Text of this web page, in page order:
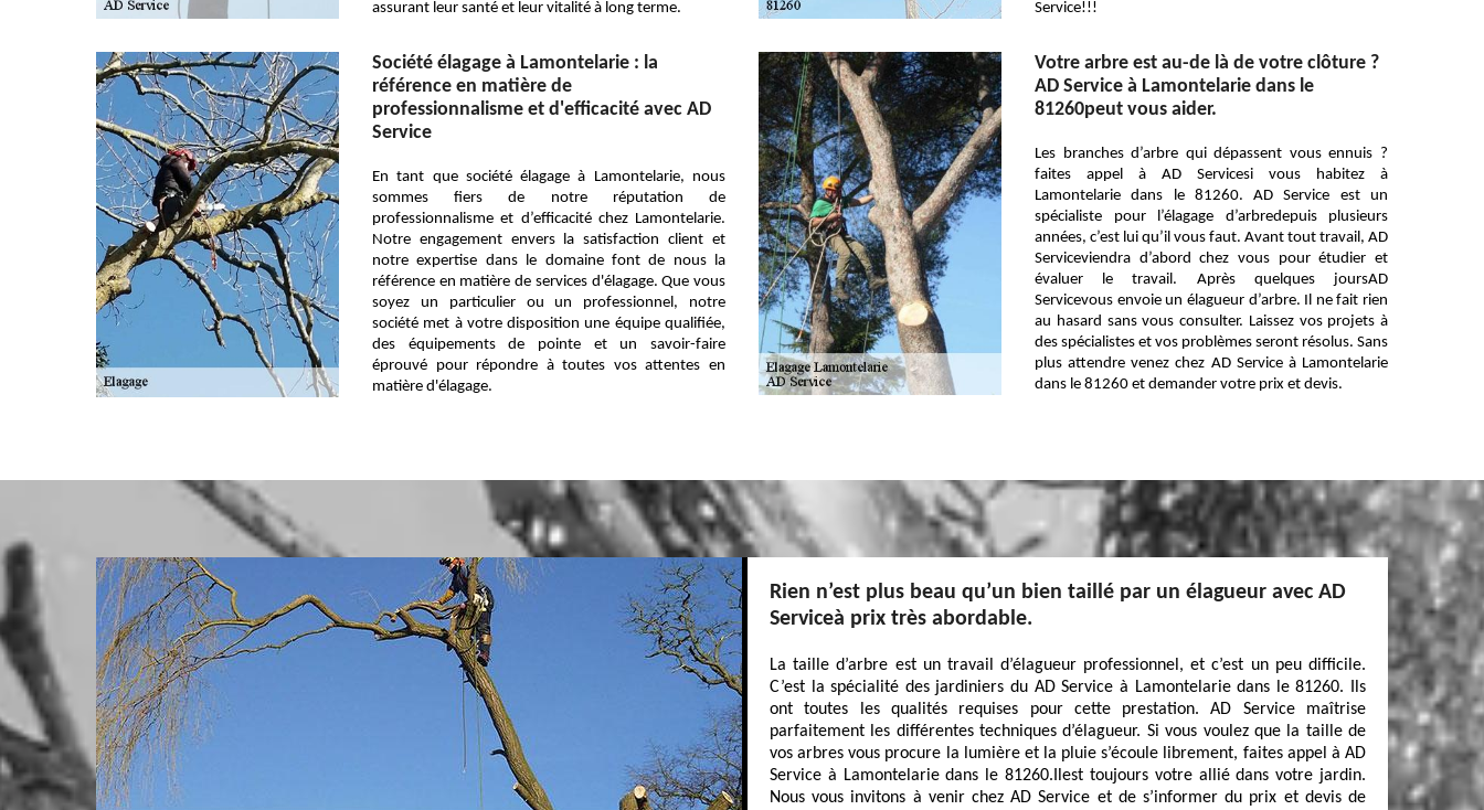
assurant leur santé et leur vitalité à long terme.
Service!!!
Société élagage à Lamontelarie : la
référence en matière de
professionnalisme et d'efficacité avec AD
Service
En tant que société élagage à Lamontelarie, nous
sommes fiers de notre réputation de
professionnalisme et d’efficacité chez Lamontelarie.
Notre engagement envers la satisfaction client et
notre expertise dans le domaine font de nous la
référence en matière de services d'élagage. Que vous
soyez un particulier ou un professionnel, notre
société met à votre disposition une équipe qualifiée,
des équipements de pointe et un savoir-faire
éprouvé pour répondre à toutes vos attentes en
matière d'élagage.
Votre arbre est au-de là de votre clôture ?
AD Service à Lamontelarie dans le
81260peut vous aider.
Les branches d’arbre qui dépassent vous ennuis ?
faites appel à AD Servicesi vous habitez à
Lamontelarie dans le 81260. AD Service est un
spécialiste pour l’élagage d’arbredepuis plusieurs
années, c’est lui qu’il vous faut. Avant tout travail, AD
Serviceviendra d’abord chez vous pour étudier et
évaluer le travail. Après quelques joursAD
Servicevous envoie un élagueur d’arbre. Il ne fait rien
au hasard sans vous consulter. Laissez vos projets à
des spécialistes et vos problèmes seront résolus. Sans
plus attendre venez chez AD Service à Lamontelarie
dans le 81260 et demander votre prix et devis.
Rien n’est plus beau qu’un bien taillé par un élagueur avec AD
Serviceà prix très abordable.
La taille d’arbre est un travail d’élagueur professionnel, et c’est un peu difficile.
C’est la spécialité des jardiniers du AD Service à Lamontelarie dans le 81260. Ils
ont toutes les qualités requises pour cette prestation. AD Service maîtrise
parfaitement les différentes techniques d’élagueur. Si vous voulez que la taille de
vos arbres vous procure la lumière et la pluie s’écoule librement, faites appel à AD
Service à Lamontelarie dans le 81260.Ilest toujours votre allié dans votre jardin.
Nous vous invitons à venir chez AD Service et de s’informer du prix et devis de